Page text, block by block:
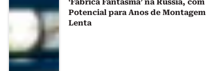
Potencial para Anos de Montagem
Lenta